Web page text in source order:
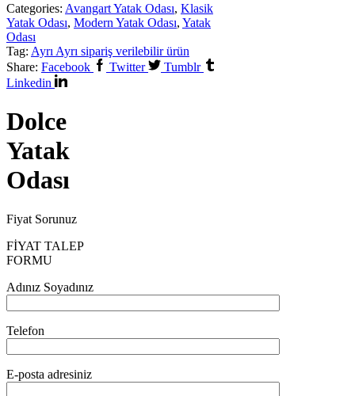
Categories: Avangart Yatak Odası, Klasik
Yatak Odası, Modern Yatak Odası, Yatak
Odası
Tag: Ayrı Ayrı sipariş verilebilir ürün
Share: Facebook Twitter
Tumblr
Linkedin
Dolce
Yatak
Odası
Fiyat Sorunuz
FİYAT TALEP
FORMU
Adınız Soyadınız
Telefon
E-posta adresiniz